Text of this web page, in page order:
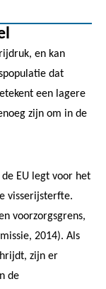
en kan
dat
een lagere
zijn om in de
EU legt voor het
visserijsterfte.
voorzorgsgrens,
2014). Als
zijn er
de